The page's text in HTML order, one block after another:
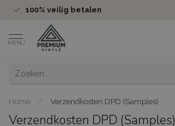
100% veilig betalen
MENU
Home / Verzendkosten DPD (Samples)
Verzendkosten DPD (Samples)